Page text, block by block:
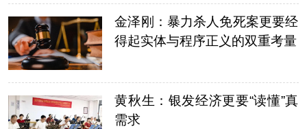
金泽刚：暴力杀人免死案更要经
得起实体与程序正义的双重考量
黄秋生：银发经济更要“读懂”真
需求